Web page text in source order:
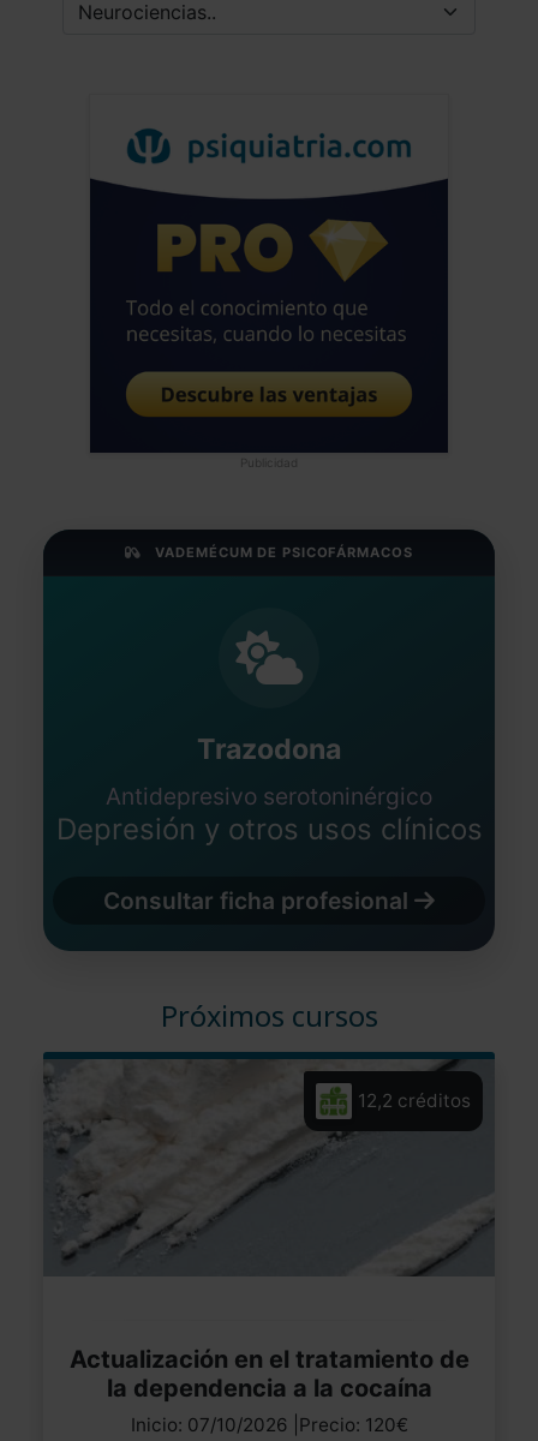
Publicidad
VADEMÉCUM DE PSICOFÁRMACOS
Trazodona
Antidepresivo serotoninérgico
Depresión y otros usos clínicos
Consultar ficha profesional
Próximos cursos
12,2 créditos
Actualización en el tratamiento de
la dependencia a la cocaína
Inicio: 07/10/2026 |Precio: 120€